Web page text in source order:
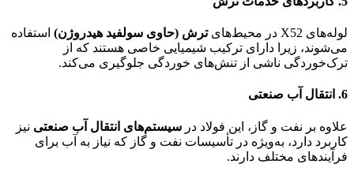
لوله‌های X52 در محیط‌های ترش (حاوی سولفید هیدروژن) استفاده
می‌شوند، زیرا دارای ترکیب شیمیایی خاصی هستند که از
ترک‌خوردگی ناشی از تنش‌های خوردگی جلوگیری می‌کند.
6. انتقال آب صنعتی
علاوه بر نفت و گاز، این فولاد در سیستم‌های انتقال آب صنعتی نیز
کاربرد دارد، به‌ویژه در تأسیسات نفت و گاز که نیاز به آب برای
فرآیندهای مختلف دارند.